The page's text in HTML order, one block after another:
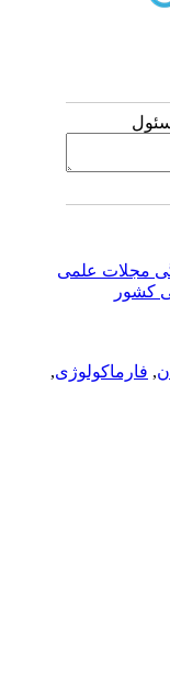
مجلات علمی
کشور
,فارماکولوژی ,